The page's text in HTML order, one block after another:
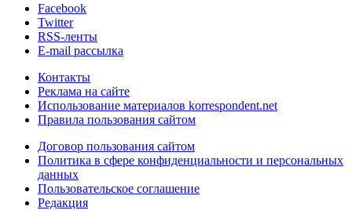
Facebook
Twitter
RSS-ленты
E-mail рассылка
Контакты
Реклама на сайте
Использование материалов korrespondent.net
Правила пользования сайтом
Договор пользования сайтом
Политика в сфере конфиденциальности и персональных
данных
Пользовательское соглашение
Редакция